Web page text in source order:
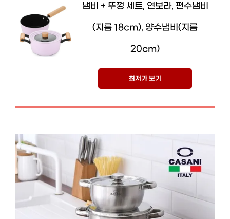
냄비 + 뚜껑 세트, 연보라, 편수냄비
(지름 18cm), 양수냄비(지름
20cm)
최저가 보기